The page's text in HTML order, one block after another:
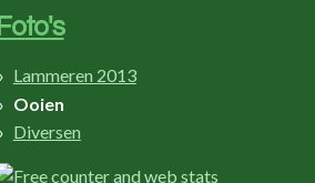
Foto's
Lammeren 2013
Ooien
Diversen